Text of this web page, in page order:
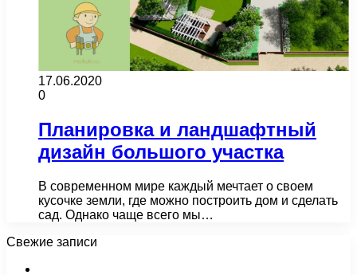
17.06.2020
0
Планировка и ландшафтный
дизайн большого участка
В современном мире каждый мечтает о своем
кусочке земли, где можно построить дом и сделать
сад. Однако чаще всего мы…
Свежие записи